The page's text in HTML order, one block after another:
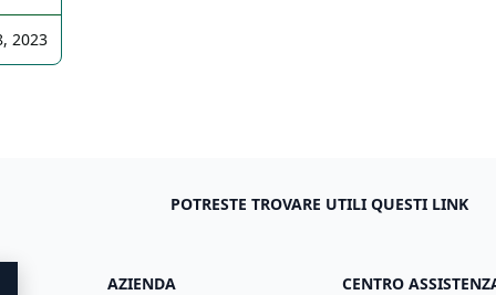
2023
POTRESTE TROVARE UTILI QUESTI LINK
AZIENDA CENTRO